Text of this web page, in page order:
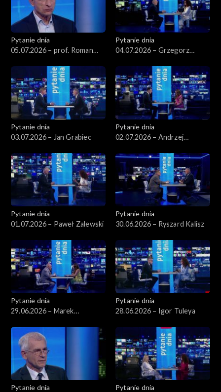
Pytanie dnia
05.07.2026 – prof. Roman
Pytanie dnia
04.07.2026 – Grzegorz
Pytanie dnia
03.07.2026 – Jan Grabiec
Pytanie dnia
02.07.2026 – Andrzej
Pytanie dnia
01.07.2026 – Paweł Zalewski
Pytanie dnia
30.06.2026 – Ryszard Kalisz
Pytanie dnia
29.06.2026 – Marek
Pytanie dnia
28.06.2026 – Igor Tuleya
Pytanie dnia
Pytanie dnia